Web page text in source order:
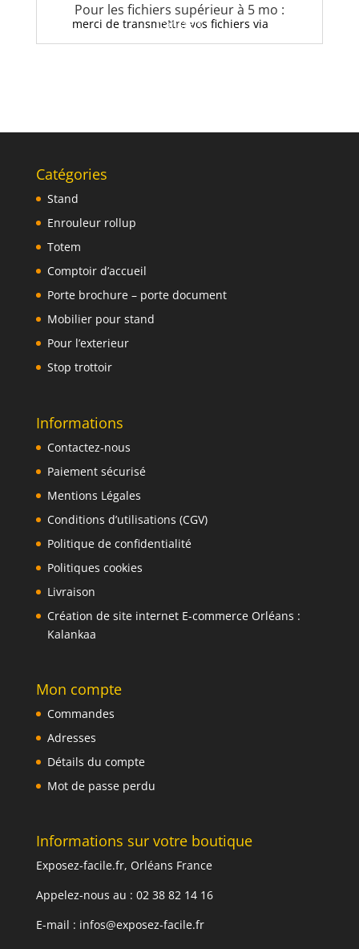
Pour les fichiers supérieur à 5 mo :
merci de transmettre vos fichiers via
we transfert
Catégories
Stand
Enrouleur rollup
Totem
Comptoir d’accueil
Porte brochure – porte document
Mobilier pour stand
Pour l’exterieur
Stop trottoir
Informations
Contactez-nous
Paiement sécurisé
Mentions Légales
Conditions d’utilisations (CGV)
Politique de confidentialité
Politiques cookies
Livraison
Création de site internet E-commerce Orléans :
Kalankaa
Mon compte
Commandes
Adresses
Détails du compte
Mot de passe perdu
Informations sur votre boutique
Exposez-facile.fr, Orléans France
Appelez-nous au : 02 38 82 14 16
E-mail : infos@exposez-facile.fr